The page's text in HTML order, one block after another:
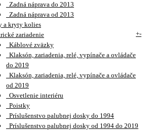
Zadná náprava do 2013
Zadná náprava od 2013
a kryty kolies
zariadenie
+-
Káblové zväzky
Klaksón, zariadenia, relé, vypínače a ovládače
do 2019
Klaksón, zariadenia, relé, vypínače a ovládače
od 2019
Osvetlenie interiéru
Poistky
Príslušenstvo palubnej dosky do 1994
Príslušenstvo palubnej dosky od 1994 do 2019